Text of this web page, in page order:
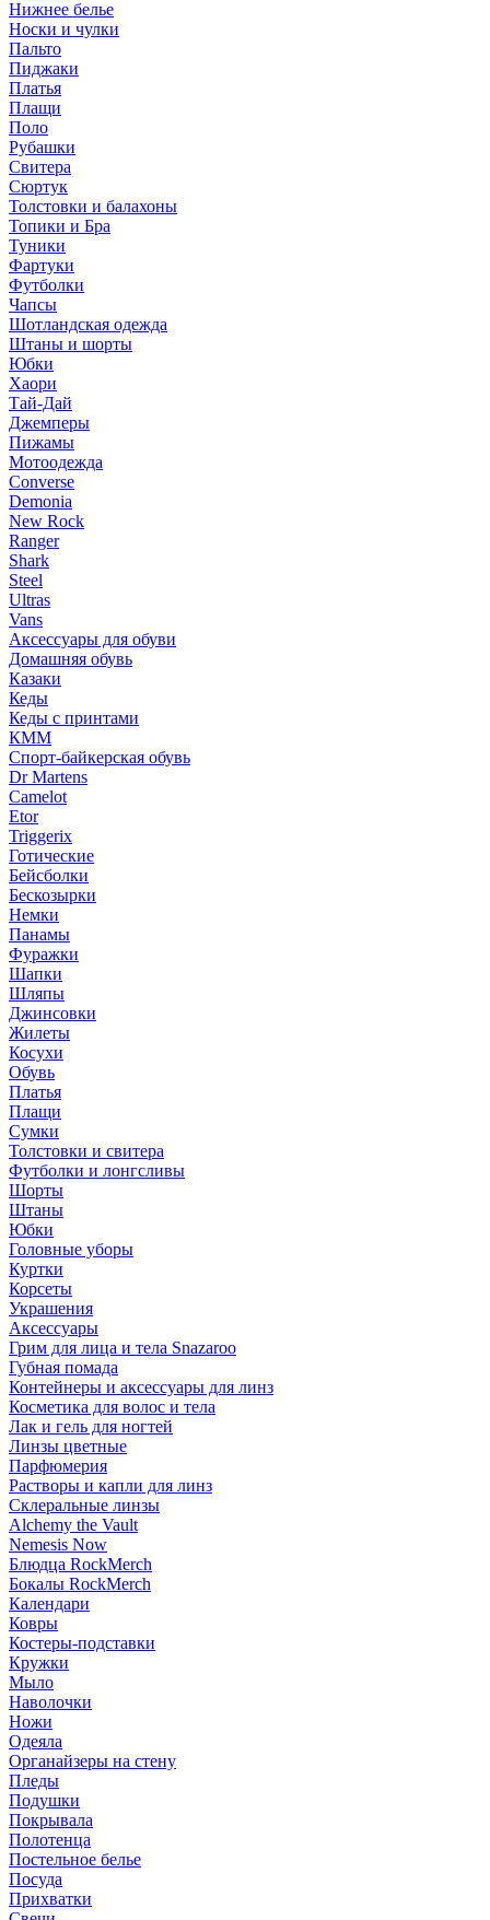
Нижнее белье
Носки и чулки
Пальто
Пиджаки
Платья
Плащи
Поло
Рубашки
Свитера
Сюртук
Толстовки и балахоны
Топики и Бра
Туники
Фартуки
Футболки
Чапсы
Шотландская одежда
Штаны и шорты
Юбки
Хаори
Тай-Дай
Джемперы
Пижамы
Мотоодежда
Converse
Demonia
New Rock
Ranger
Shark
Steel
Ultras
Vans
Аксессуары для обуви
Домашняя обувь
Казаки
Кеды
Кеды с принтами
КММ
Спорт-байкерская обувь
Dr Martens
Camelot
Etor
Triggerix
Готические
Бейсболки
Бескозырки
Немки
Панамы
Фуражки
Шапки
Шляпы
Джинсовки
Жилеты
Косухи
Обувь
Платья
Плащи
Сумки
Толстовки и свитера
Футболки и лонгсливы
Шорты
Штаны
Юбки
Головные уборы
Куртки
Корсеты
Украшения
Аксессуары
Грим для лица и тела Snazaroo
Губная помада
Контейнеры и аксессуары для линз
Косметика для волос и тела
Лак и гель для ногтей
Линзы цветные
Парфюмерия
Растворы и капли для линз
Склеральные линзы
Alchemy the Vault
Nemesis Now
Блюдца RockMerch
Бокалы RockMerch
Календари
Ковры
Костеры-подставки
Кружки
Мыло
Наволочки
Ножи
Одеяла
Органайзеры на стену
Пледы
Подушки
Покрывала
Полотенца
Постельное белье
Посуда
Прихватки